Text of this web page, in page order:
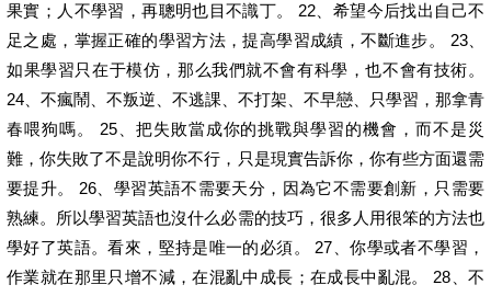
果實；人不學習，再聰明也目不識丁。 22、希望今后找出自己不
足之處，掌握正確的學習方法，提高學習成績，不斷進步。 23、
如果學習只在于模仿，那么我們就不會有科學，也不會有技術。
24、不瘋鬧、不叛逆、不逃課、不打架、不早戀、只學習，那拿青
春喂狗嗎。 25、把失敗當成你的挑戰與學習的機會，而不是災
難，你失敗了不是說明你不行，只是現實告訴你，你有些方面還需
要提升。 26、學習英語不需要天分，因為它不需要創新，只需要
熟練。所以學習英語也沒什么必需的技巧，很多人用很笨的方法也
學好了英語。看來，堅持是唯一的必須。 27、你學或者不學習，
作業就在那里只增不減，在混亂中成長；在成長中亂混。 28、不